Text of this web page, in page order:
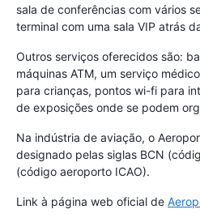
sala de conferências com vários
terminal com uma sala VIP atrás
Outros serviços oferecidos são:
máquinas ATM, um serviço
para crianças, pontos wi-fi para
de exposições onde se podem
Na indústria de aviação, o
designado pelas siglas BCN
(código aeroporto ICAO).
Link à página web oficial de